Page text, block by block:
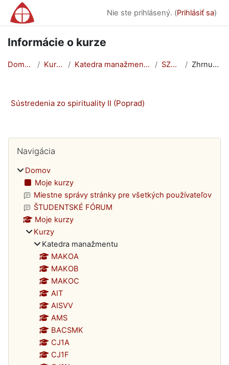
Preskočiť na hlavný obsah
Nie ste prihlásený. (Prihlásiť sa)
Informácie o kurze
Domov Kurzy Katedra manažmentu SZS II Zhrnutie
Sústredenia zo spirituality II (Poprad)
Bloky
Navigácia
Domov
Moje kurzy
Miestne správy stránky pre všetkých používateľov
ŠTUDENTSKÉ FÓRUM
Moje kurzy
Kurzy
Katedra manažmentu
MAKOA
MAKOB
MAKOC
AIT
AISVV
AMS
BACSMK
CJ1A
CJ1F